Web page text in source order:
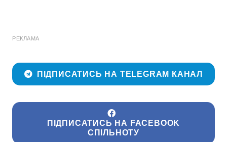
РЕКЛАМА
ПІДПИСАТИСЬ НА TELEGRAM КАНАЛ
ПІДПИСАТИСЬ НА FACEBOOK
СПІЛЬНОТУ